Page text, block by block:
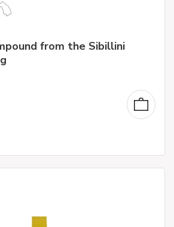
from the Sibillini